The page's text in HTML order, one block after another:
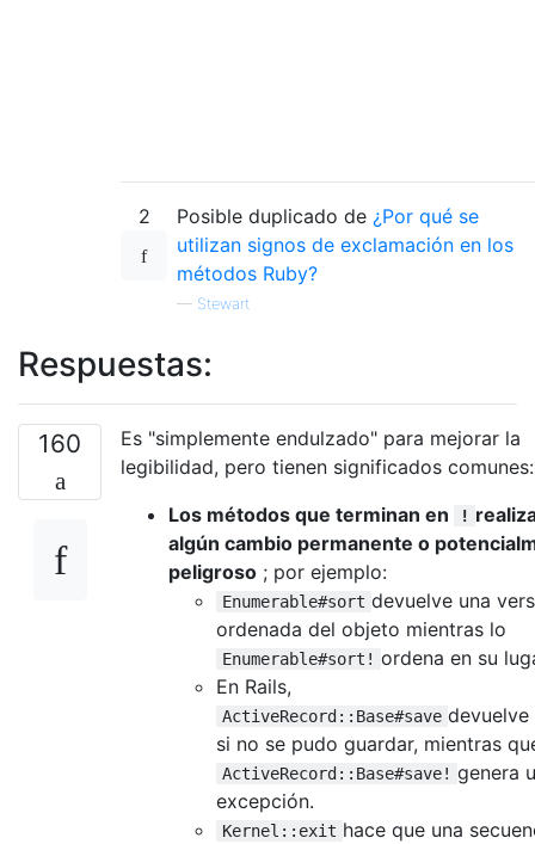
2 Posible duplicado de ¿Por qué se
utilizan signos de exclamación en los
métodos Ruby?
— Stewart
Respuestas:
160
Es "simplemente endulzado" para mejorar la
legibilidad, pero tienen significados comunes:
Los métodos que terminan en
!
algún cambio permanente o
peligroso ; por ejemplo:
Enumerable#sort devuelve una
ordenada del objeto mientras lo
Enumerable#sort! ordena en su
En Rails,
ActiveRecord::Base#save devuelve
si no se pudo guardar, mientras
ActiveRecord::Base#save! genera
excepción.
Kernel::exit hace que una